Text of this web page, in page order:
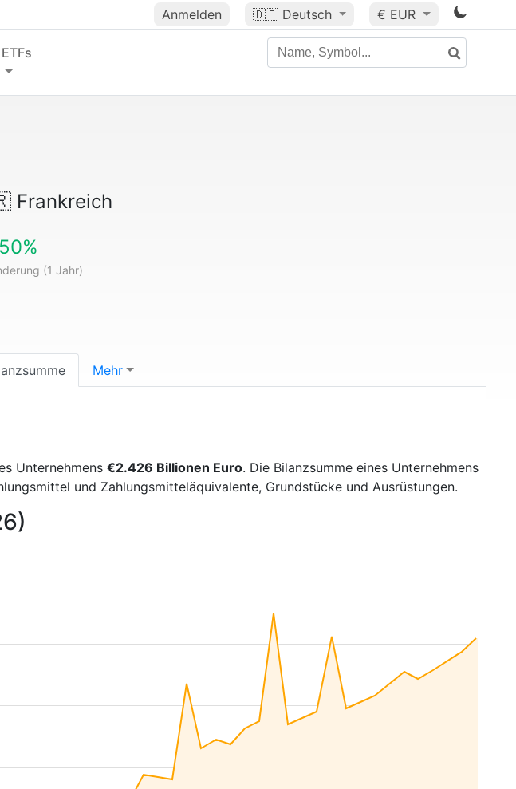
Anmelden 🇩🇪 Deutsch € EUR
ETFs
Frankreich
(1 Jahr)
Mehr
Unternehmens €2.426 Billionen Euro. Die Bilanzsumme eines Unternehmens
und Zahlungsmitteläquivalente, Grundstücke und Ausrüstungen.